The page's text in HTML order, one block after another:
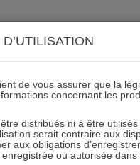
2012
l'article sur
de vous assurer que la
concernant les
distribués ni à être
serait contraire aux
aux obligations
ou autorisée